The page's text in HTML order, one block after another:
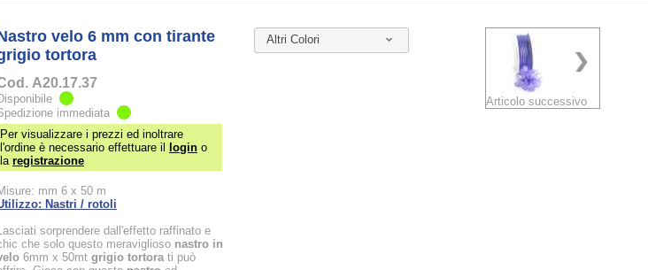
velo 6 mm con tirante
tortora
A20.17.37
immediata
Per visualizzare i prezzi ed inoltrare
l'ordine è necessario effettuare il
login o
la registrazione
mm 6 x 50 m
Nastri / rotoli
sorprendere dall'effetto raffinato e
che solo questo meraviglioso nastro in
6mm x 50mt grigio tortorati può
Altri Colori
Articolo successivo